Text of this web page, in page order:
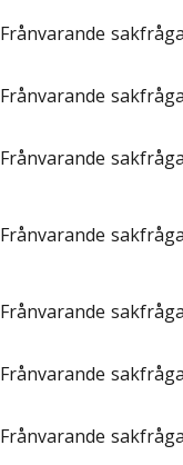
Frånvarande
Frånvarande
Frånvarande
Frånvarande
Frånvarande
Frånvarande
Frånvarande